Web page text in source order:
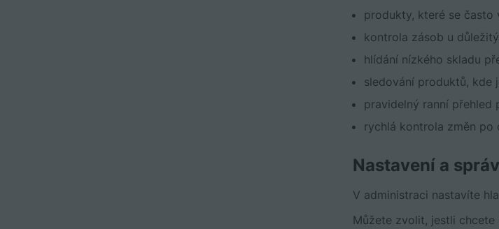
produkty, které se často
kontrola zásob u
hlídání nízkého skladu
sledování produktů, kde
pravidelný ranní přehled
rychlá kontrola změn po
Nastavení a
V administraci nastavíte
Můžete zvolit, jestli chcete